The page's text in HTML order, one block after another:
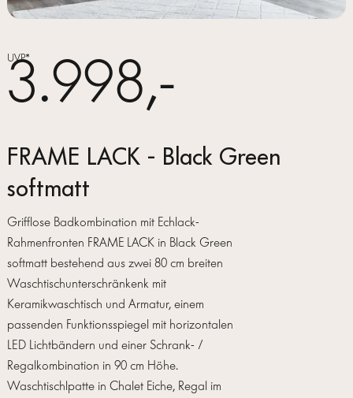
UVP*
3.998,-
FRAME LACK - Black Green
softmatt
Grifflose Badkombination mit Echlack-
Rahmenfronten FRAME LACK in Black Green
softmatt bestehend aus zwei 80 cm breiten
Waschtischunterschränkenk mit
Keramikwaschtisch und Armatur, einem
passenden Funktionsspiegel mit horizontalen
LED Lichtbändern und einer Schrank- /
Regalkombination in 90 cm Höhe.
Waschtischlpatte in Chalet Eiche, Regal im